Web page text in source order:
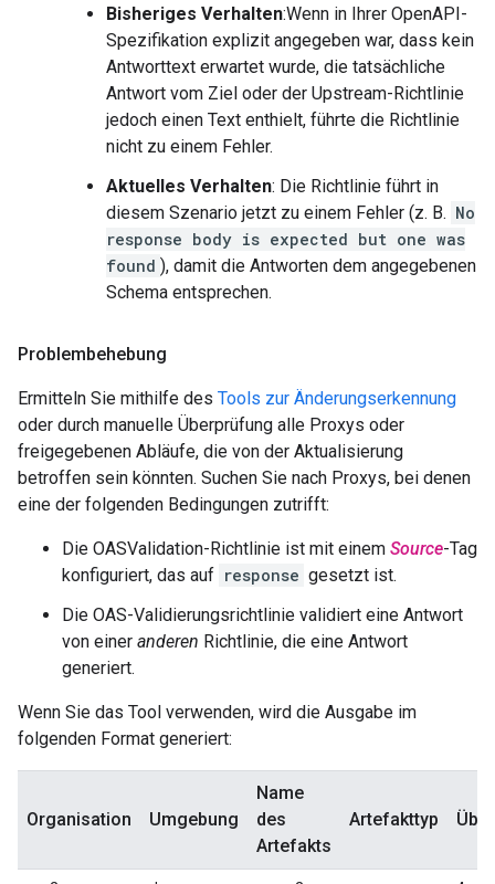
Bisheriges Verhalten:Wenn in Ihrer OpenAPI-
Spezifikation explizit angegeben war, dass kein
Antworttext erwartet wurde, die tatsächliche
Antwort vom Ziel oder der Upstream-Richtlinie
jedoch einen Text enthielt, führte die Richtlinie
nicht zu einem Fehler.
Aktuelles Verhalten: Die Richtlinie führt in
diesem Szenario jetzt zu einem Fehler (z. B. No
response body is expected but one was
found ), damit die Antworten dem angegebenen
Schema entsprechen.
Problembehebung
Ermitteln Sie mithilfe des Tools zur Änderungserkennung
oder durch manuelle Überprüfung alle Proxys oder
freigegebenen Abläufe, die von der Aktualisierung
betroffen sein könnten. Suchen Sie nach Proxys, bei denen
eine der folgenden Bedingungen zutrifft:
Die OASValidation-Richtlinie ist mit einem Source-Tag
konfiguriert, das auf response gesetzt ist.
Die OAS-Validierungsrichtlinie validiert eine Antwort
von einer anderen Richtlinie, die eine Antwort
generiert.
Wenn Sie das Tool verwenden, wird die Ausgabe im
folgenden Format generiert:
Organisation Umgebung
Name
des
Artefakts
Artefakttyp